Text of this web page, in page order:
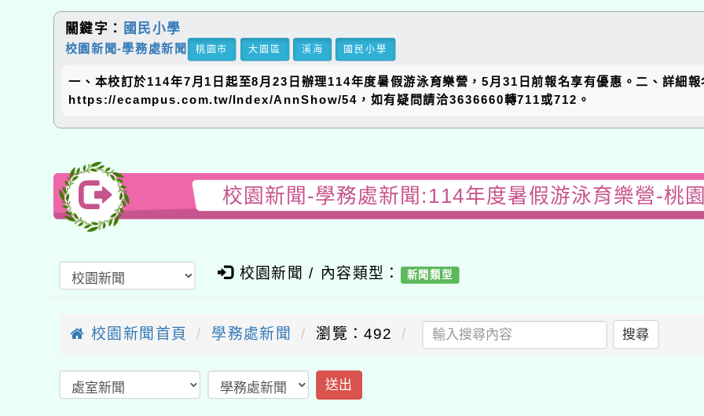
關鍵字： 國民小學
校園新聞-學務處新聞 桃園市 大園區 溪海 國民小學
一、本校訂於114年7月1日起至8月23日辦理114年度暑假游泳育樂營，5月31日前報名享有優惠。二、詳細報
https://ecampus.com.tw/Index/AnnShow/54，如有疑問請洽3636660轉711或712。
校園新聞-學務處新聞:114年度暑假游泳育樂營-桃
校園新聞 / 內容類型： 新聞類型
校園新聞首頁 學務處新聞 瀏覽：492 搜尋
送出